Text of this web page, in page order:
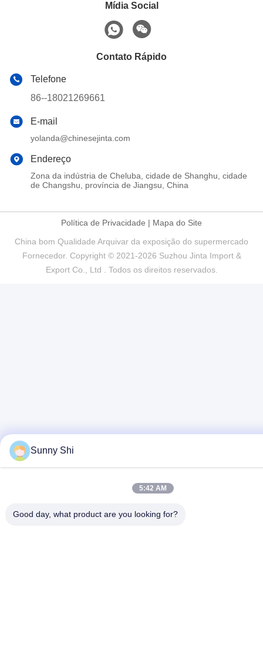
Mídia Social
Contato Rápido
Telefone
86--18021269661
E-mail
yolanda@chinesejinta.com
Endereço
Zona da indústria de Cheluba, cidade de Shanghu, cidade
de Changshu, província de Jiangsu, China
Política de Privacidade | Mapa do Site
China bom Qualidade Arquivar da exposição do supermercado
Fornecedor. Copyright © 2021-2026 Suzhou Jinta Import &
Export Co., Ltd . Todos os direitos reservados.
Sunny Shi
5:42 AM
Good day, what product are you looking for?